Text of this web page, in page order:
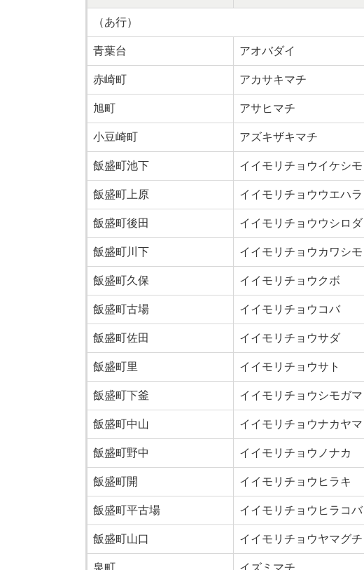
（あ行）
青葉台 アオバダイ
赤崎町 アカサキマチ
旭町 アサヒマチ
小豆崎町 アズキザキマチ
飯盛町池下 イイモリチョウイケシモ
飯盛町上原 イイモリチョウウエハラ
飯盛町後田 イイモリチョウウシロダ
飯盛町川下 イイモリチョウカワシモ
飯盛町久保 イイモリチョウクボ
飯盛町古場 イイモリチョウコバ
飯盛町佐田 イイモリチョウサダ
飯盛町里 イイモリチョウサト
飯盛町下釜 イイモリチョウシモガマ
飯盛町中山 イイモリチョウナカヤマ
飯盛町野中 イイモリチョウノナカ
飯盛町開 イイモリチョウヒラキ
飯盛町平古場 イイモリチョウヒラコバ
飯盛町山口 イイモリチョウヤマグチ
泉町 イズミマチ